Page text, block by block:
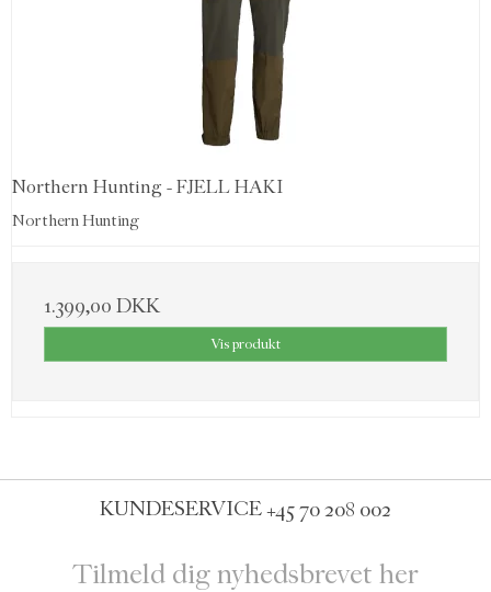
Northern Hunting - FJELL HAKI
Northern Hunting
1.399,00 DKK
Vis produkt
KUNDESERVICE+45 70 208 002
Tilmeld dig nyhedsbrevet her